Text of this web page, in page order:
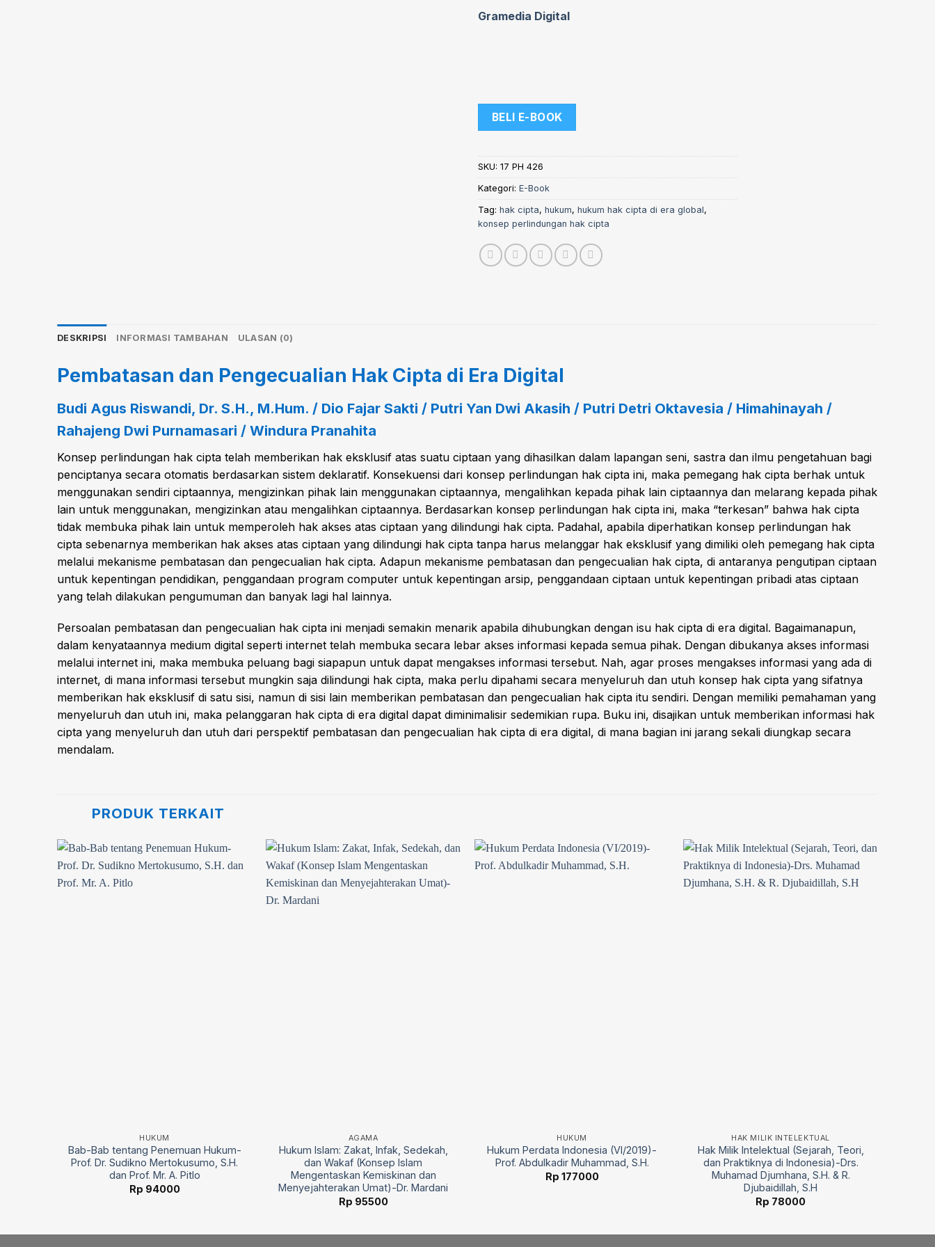
Gramedia Digital
BELI E-BOOK
SKU: 17 PH 426
Kategori: E-Book
Tag: hak cipta, hukum, hukum hak cipta di era global,
konsep perlindungan hak cipta
DESKRIPSI INFORMASI TAMBAHAN ULASAN (0)
Pembatasan dan Pengecualian Hak Cipta di Era Digital
Budi Agus Riswandi, Dr. S.H., M.Hum. / Dio Fajar Sakti / Putri Yan Dwi Akasih / Putri Detri Oktavesia / Himahinayah /
Rahajeng Dwi Purnamasari / Windura Pranahita
Konsep perlindungan hak cipta telah memberikan hak eksklusif atas suatu ciptaan yang dihasilkan dalam lapangan seni, sastra dan ilmu pengetahuan bagi
penciptanya secara otomatis berdasarkan sistem deklaratif. Konsekuensi dari konsep perlindungan hak cipta ini, maka pemegang hak cipta berhak untuk
menggunakan sendiri ciptaannya, mengizinkan pihak lain menggunakan ciptaannya, mengalihkan kepada pihak lain ciptaannya dan melarang kepada pihak
lain untuk menggunakan, mengizinkan atau mengalihkan ciptaannya. Berdasarkan konsep perlindungan hak cipta ini, maka “terkesan” bahwa hak cipta
tidak membuka pihak lain untuk memperoleh hak akses atas ciptaan yang dilindungi hak cipta. Padahal, apabila diperhatikan konsep perlindungan hak
cipta sebenarnya memberikan hak akses atas ciptaan yang dilindungi hak cipta tanpa harus melanggar hak eksklusif yang dimiliki oleh pemegang hak cipta
melalui mekanisme pembatasan dan pengecualian hak cipta. Adapun mekanisme pembatasan dan pengecualian hak cipta, di antaranya pengutipan ciptaan
untuk kepentingan pendidikan, penggandaan program computer untuk kepentingan arsip, penggandaan ciptaan untuk kepentingan pribadi atas ciptaan
yang telah dilakukan pengumuman dan banyak lagi hal lainnya.
Persoalan pembatasan dan pengecualian hak cipta ini menjadi semakin menarik apabila dihubungkan dengan isu hak cipta di era digital. Bagaimanapun,
dalam kenyataannya medium digital seperti internet telah membuka secara lebar akses informasi kepada semua pihak. Dengan dibukanya akses informasi
melalui internet ini, maka membuka peluang bagi siapapun untuk dapat mengakses informasi tersebut. Nah, agar proses mengakses informasi yang ada di
internet, di mana informasi tersebut mungkin saja dilindungi hak cipta, maka perlu dipahami secara menyeluruh dan utuh konsep hak cipta yang sifatnya
memberikan hak eksklusif di satu sisi, namun di sisi lain memberikan pembatasan dan pengecualian hak cipta itu sendiri. Dengan memiliki pemahaman yang
menyeluruh dan utuh ini, maka pelanggaran hak cipta di era digital dapat diminimalisir sedemikian rupa. Buku ini, disajikan untuk memberikan informasi hak
cipta yang menyeluruh dan utuh dari perspektif pembatasan dan pengecualian hak cipta di era digital, di mana bagian ini jarang sekali diungkap secara
mendalam.
PRODUK TERKAIT
HUKUM
Bab-Bab tentang Penemuan Hukum-
Prof. Dr. Sudikno Mertokusumo, S.H.
dan Prof. Mr. A. Pitlo
Rp 94000
AGAMA
Hukum Islam: Zakat, Infak, Sedekah,
dan Wakaf (Konsep Islam
Mengentaskan Kemiskinan dan
Menyejahterakan Umat)-Dr. Mardani
Rp 95500
HUKUM
Hukum Perdata Indonesia (VI/2019)-
Prof. Abdulkadir Muhammad, S.H.
Rp 177000
HAK MILIK INTELEKTUAL
Hak Milik Intelektual (Sejarah, Teori,
dan Praktiknya di Indonesia)-Drs.
Muhamad Djumhana, S.H. & R.
Djubaidillah, S.H
Rp 78000